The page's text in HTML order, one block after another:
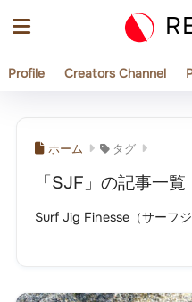
Profile Creators Channel
ホーム タグ
「SJF」の記事一覧
Surf Jig Finesse（サーフジ